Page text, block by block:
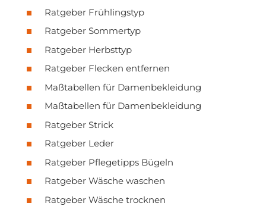
Ratgeber Frühlingstyp
Ratgeber Sommertyp
Ratgeber Herbsttyp
Ratgeber Flecken entfernen
Maßtabellen für Damenbekleidung
Maßtabellen für Damenbekleidung
Ratgeber Strick
Ratgeber Leder
Ratgeber Pflegetipps Bügeln
Ratgeber Wäsche waschen
Ratgeber Wäsche trocknen